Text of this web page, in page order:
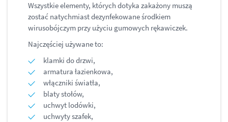
Wszystkie elementy, których dotyka zakażony muszą
zostać natychmiast dezynfekowane środkiem
wirusobójczym przy użyciu gumowych rękawiczek.
Najczęściej używane to:
klamki do drzwi,
armatura łazienkowa,
włączniki światła,
blaty stołów,
uchwyt lodówki,
uchwyty szafek,